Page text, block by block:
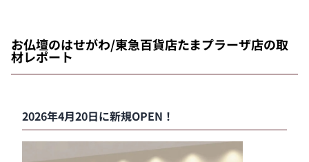
お仏壇のはせがわ/東急百貨店たまプラーザ店の取
材レポート
2026年4月20日に新規OPEN！